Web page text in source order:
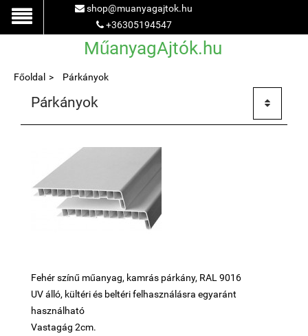
shop@muanyagajtok.hu
+36305194547
MűanyagAjtók.hu
Főoldal Párkányok
Párkányok
Fehér színű műanyag, kamrás párkány, RAL 9016
UV álló, kültéri és beltéri felhasználásra egyaránt
használható
Vastagág 2cm.